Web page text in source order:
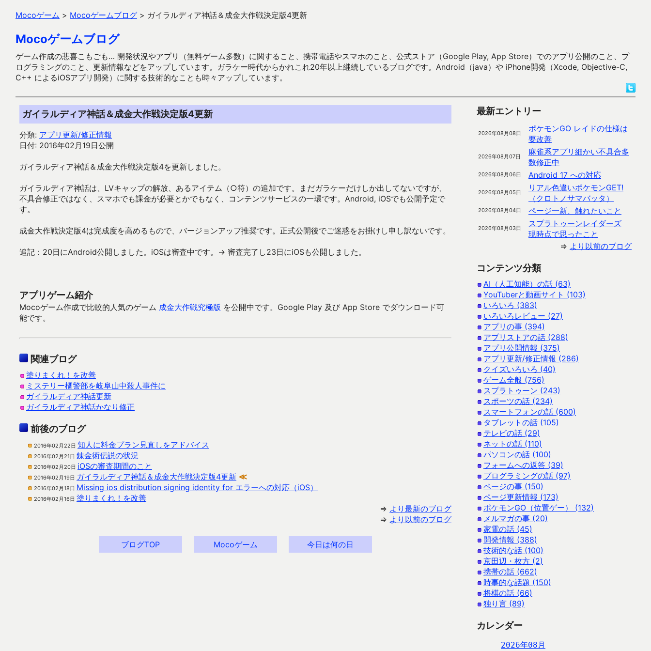
Mocoゲーム > Mocoゲームブログ > ガイラルディア神話＆成金大作戦決定版4更新
Mocoゲームブログ
ゲーム作成の悲喜こもごも… 開発状況やアプリ（無料ゲーム多数）に関すること、携帯電話やスマホのこと、公式ストア（Google Play, App Store）でのアプリ公開のこと、プ
ログラミングのこと、更新情報などをアップしています。ガラケー時代からかれこれ20年以上継続しているブログです。Android（java）や iPhone開発（Xcode, Objective-C,
C++ によるiOSアプリ開発）に関する技術的なことも時々アップしています。
ガイラルディア神話＆成金大作戦決定版4更新
分類: アプリ更新/修正情報
日付: 2016年02月19日公開
ガイラルディア神話＆成金大作戦決定版4を更新しました。
ガイラルディア神話は、LVキャップの解放、あるアイテム（○符）の追加です。まだガラケーだけしか出してないですが、
不具合修正ではなく、スマホでも課金が必要とかでもなく、コンテンツサービスの一環です。Android, iOSでも公開予定で
す。
成金大作戦決定版4は完成度を高めるもので、バージョンアップ推奨です。正式公開後でご迷惑をお掛けし申し訳ないです。
追記：20日にAndroid公開しました。iOSは審査中です。→ 審査完了し23日にiOSも公開しました。
アプリゲーム紹介
Mocoゲーム作成で比較的人気のゲーム 成金大作戦究極版 を公開中です。Google Play 及び App Store でダウンロード可
能です。
関連ブログ
塗りまくれ！を改善
ミステリー橘警部を岐阜山中殺人事件に
ガイラルディア神話更新
ガイラルディア神話かなり修正
前後のブログ
2016年02月22日 知人に料金プラン見直しをアドバイス
2016年02月21日 錬金術伝説の状況
2016年02月20日 iOSの審査期間のこと
2016年02月19日 ガイラルディア神話＆成金大作戦決定版4更新 ≪
2016年02月18日 Missing ios distribution signing identity for エラーへの対応（iOS）
2016年02月16日 塗りまくれ！を改善
⇒ より最新のブログ
⇒ より以前のブログ
ブログTOP Mocoゲーム 今日は何の日
最新エントリー
2026年08月08日
ポケモンGO レイドの仕様は
要改善
2026年08月07日
麻雀系アプリ細かい不具合多
数修正中
2026年08月06日 Android 17 への対応
2026年08月05日
リアル色違いポケモンGET!
（クロトノサマバッタ）
2026年08月04日 ページ一新、触れたいこと
2026年08月03日
スプラトゥーンレイダーズ
現時点で思ったこと
⇒ より以前のブログ
コンテンツ分類
AI（人工知能）の話 (63)
YouTuberと動画サイト (103)
いろいろ (383)
いろいろレビュー (27)
アプリの事 (394)
アプリストアの話 (288)
アプリ公開情報 (375)
アプリ更新/修正情報 (286)
クイズいろいろ (40)
ゲーム全般 (756)
スプラトゥーン (243)
スポーツの話 (234)
スマートフォンの話 (600)
タブレットの話 (105)
テレビの話 (29)
ネットの話 (110)
パソコンの話 (100)
フォームへの返答 (39)
プログラミングの話 (97)
ページの事 (150)
ページ更新情報 (173)
ポケモンGO（位置ゲー） (132)
メルマガの事 (20)
家電の話 (45)
開発情報 (388)
技術的な話 (100)
京田辺・枚方 (2)
携帯の話 (662)
時事的な話題 (150)
将棋の話 (66)
独り言 (89)
カレンダー
2026年08月